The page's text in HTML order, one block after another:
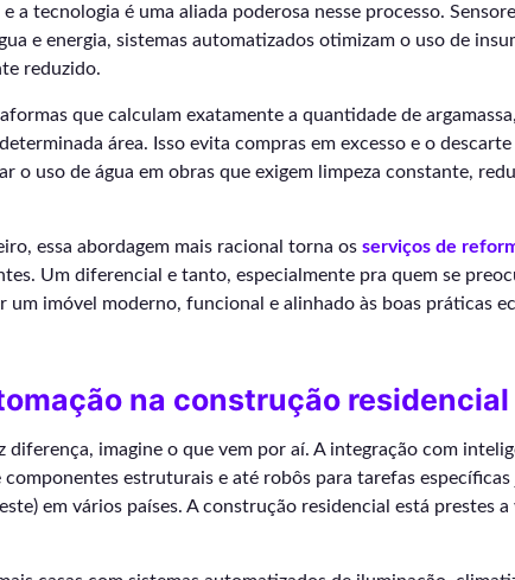
a tecnologia é uma aliada poderosa nesse processo.
e energia, sistemas automatizados otimizam o uso de
reduzido.
que calculam exatamente a quantidade de
área. Isso evita compras em excesso e o
o uso de água em obras que exigem limpeza constante,
essa abordagem mais racional torna os serviços de
Um diferencial e tanto, especialmente pra quem se
um imóvel moderno, funcional e alinhado às boas práticas
na construção residencial
diferença, imagine o que vem por aí. A integração com
estruturais e até robôs para tarefas específicas
em vários países. A construção residencial está prestes a